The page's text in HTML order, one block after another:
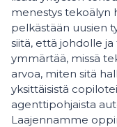
menestys tekoälyn
pelkästään uusien
siitä, että johdolle
ymmärtää, missä
arvoa, miten sitä
yksittäisistä
agenttipohjaista
Laajennamme